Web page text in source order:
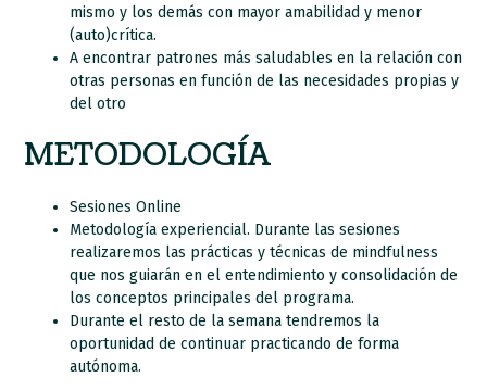
mismo y los demás con mayor amabilidad y menor
(auto)crítica.
A encontrar patrones más saludables en la relación con
otras personas en función de las necesidades propias y
del otro
METODOLOGÍA
Sesiones Online
Metodología experiencial. Durante las sesiones
realizaremos las prácticas y técnicas de mindfulness
que nos guiarán en el entendimiento y consolidación de
los conceptos principales del programa.
Durante el resto de la semana tendremos la
oportunidad de continuar practicando de forma
autónoma.